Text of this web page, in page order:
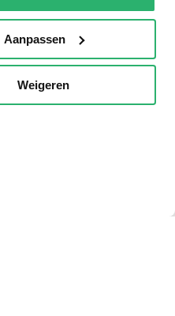
Aanpassen
Weigeren